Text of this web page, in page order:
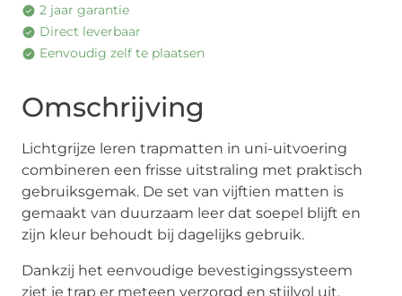
2 jaar garantie
Direct leverbaar
Eenvoudig zelf te plaatsen
Omschrijving
Lichtgrijze leren trapmatten in uni-uitvoering
combineren een frisse uitstraling met praktisch
gebruiksgemak. De set van vijftien matten is
gemaakt van duurzaam leer dat soepel blijft en
zijn kleur behoudt bij dagelijks gebruik.
Dankzij het eenvoudige bevestigingssysteem
ziet je trap er meteen verzorgd en stijlvol uit.